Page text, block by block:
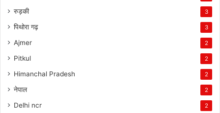
रुड़की 3
पिथोरा गढ़ 3
Ajmer 2
Pitkul 2
Himanchal Pradesh 2
नेपाल 2
Delhi ncr 2